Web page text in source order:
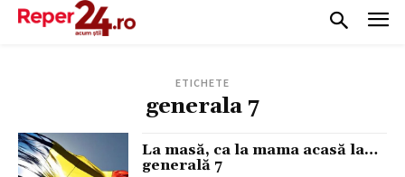
ETICHETE
generala 7
La masă, ca la mama acasă la…
generală 7